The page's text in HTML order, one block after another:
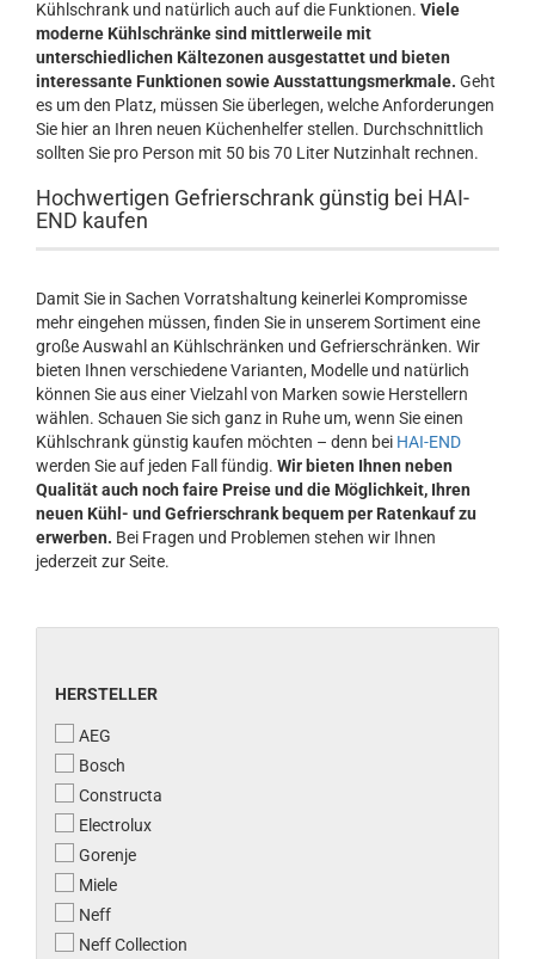
Kühlschrank und natürlich auch auf die Funktionen. Viele
moderne Kühlschränke sind mittlerweile mit
unterschiedlichen Kältezonen ausgestattet und bieten
interessante Funktionen sowie Ausstattungsmerkmale. Geht
es um den Platz, müssen Sie überlegen, welche Anforderungen
Sie hier an Ihren neuen Küchenhelfer stellen. Durchschnittlich
sollten Sie pro Person mit 50 bis 70 Liter Nutzinhalt rechnen.
Hochwertigen Gefrierschrank günstig bei HAI-
END kaufen
Damit Sie in Sachen Vorratshaltung keinerlei Kompromisse
mehr eingehen müssen, finden Sie in unserem Sortiment eine
große Auswahl an Kühlschränken und Gefrierschränken. Wir
bieten Ihnen verschiedene Varianten, Modelle und natürlich
können Sie aus einer Vielzahl von Marken sowie Herstellern
wählen. Schauen Sie sich ganz in Ruhe um, wenn Sie einen
Kühlschrank günstig kaufen möchten – denn bei HAI-END
werden Sie auf jeden Fall fündig. Wir bieten Ihnen neben
Qualität auch noch faire Preise und die Möglichkeit, Ihren
neuen Kühl- und Gefrierschrank bequem per Ratenkauf zu
erwerben. Bei Fragen und Problemen stehen wir Ihnen
jederzeit zur Seite.
HERSTELLER
HERSTELLER
AEG
Bosch
Constructa
Electrolux
Gorenje
Miele
Neff
Neff Collection